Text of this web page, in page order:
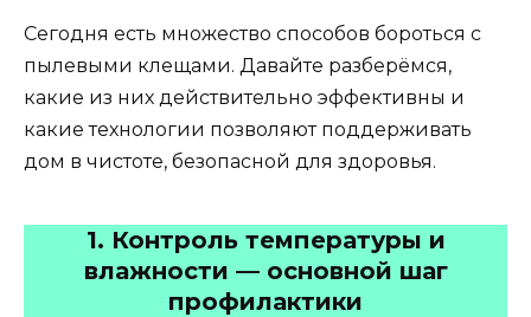
Сегодня есть множество способов бороться с
пылевыми клещами. Давайте разберёмся,
какие из них действительно эффективны и
какие технологии позволяют поддерживать
дом в чистоте, безопасной для здоровья.
1. Контроль температуры и
влажности — основной шаг
профилактики